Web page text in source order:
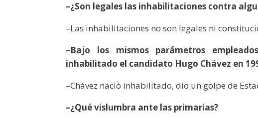
–¿Son legales las inhabilitaciones contra
–Las inhabilitaciones no son legales ni
–Bajo los mismos parámetros
inhabilitado el candidato Hugo Chávez en
–Chávez nació inhabilitado, dio un golpe de
–¿Qué vislumbra ante las primarias?